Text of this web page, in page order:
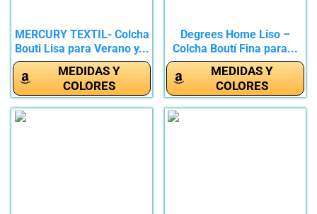
MERCURY TEXTIL- Colcha
Bouti Lisa para Verano y...
MEDIDAS Y
COLORES
Degrees Home Liso –
Colcha Boutí Fina para...
MEDIDAS Y
COLORES